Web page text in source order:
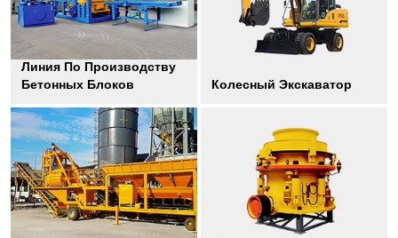
Линия По Производству
Бетонных Блоков
Колесный Экскаватор